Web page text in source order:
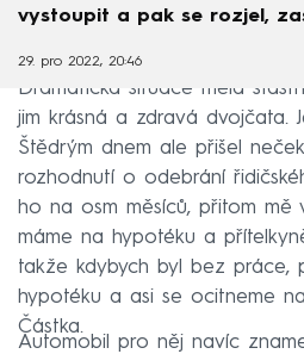
vystoupit a pak se rozjel,
29. pro 2022, 20:46
Dramatická situace měla
jim krásná a zdravá dvojčata.
Štědrým dnem ale přišel
rozhodnutí o odebrání
ho na osm měsíců, přitom mě
máme na hypotéku a
takže kdybych byl bez práce,
hypotéku a asi se ocitneme
Částka.
Automobil pro něj navíc